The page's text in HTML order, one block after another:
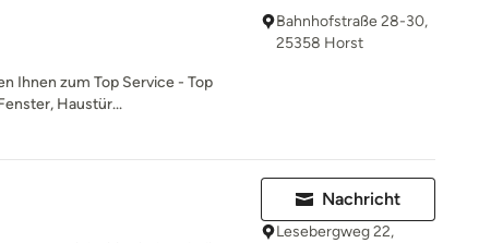
Ihnen zum Top Service - Top
Haustür...
Bahnhofstraße 28-30,
25358 Horst
Nachricht
Lesebergweg 22,